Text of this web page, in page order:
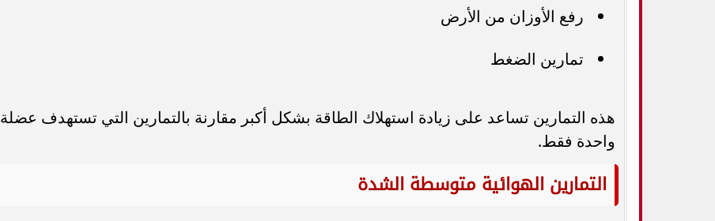
رفع الأوزان من الأرض
تمارين الضغط
هذه التمارين تساعد على زيادة استهلاك الطاقة بشكل أكبر مقارنة بالتمارين التي تستهدف عضلة
واحدة فقط.
التمارين الهوائية متوسطة الشدة